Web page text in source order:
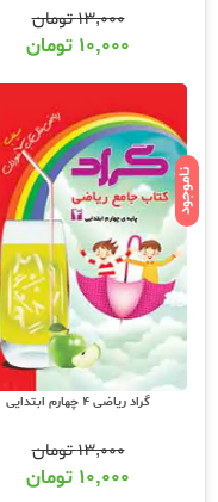
۱۳,۰۰۰تومان
۱۰,۰۰۰ تومان
ناموجود
گراد ریاضی 4 چهارم ابتدایی
۱۳,۰۰۰تومان
۱۰,۰۰۰ تومان